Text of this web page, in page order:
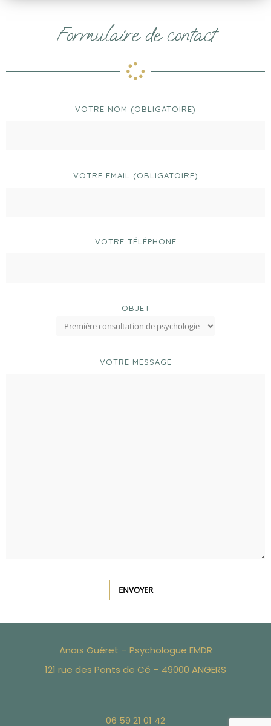
Formulaire de contact
VOTRE NOM (OBLIGATOIRE)
VOTRE EMAIL (OBLIGATOIRE)
VOTRE TÉLÉPHONE
OBJET
VOTRE MESSAGE
Anaïs Guéret – Psychologue EMDR
121 rue des Ponts de Cé – 49000 ANGERS
06 59 21 01 42